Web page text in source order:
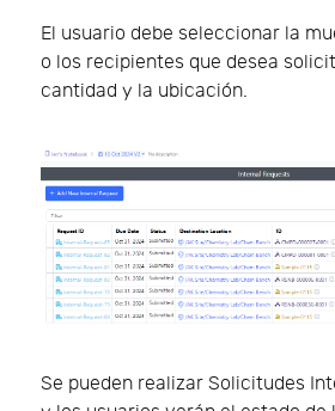
El usuario debe seleccionar la
o los recipientes que desea
cantidad y la ubicación.
Se pueden realizar Solicitudes